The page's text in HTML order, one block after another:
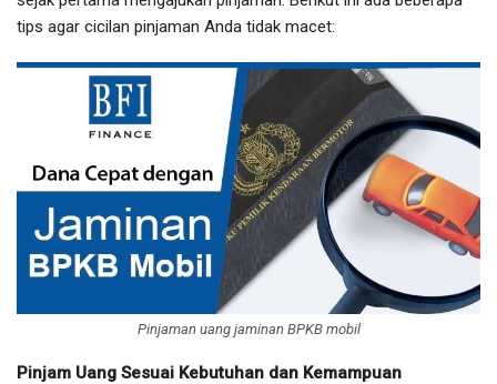
tips agar cicilan pinjaman Anda tidak macet:
Pinjaman uang jaminan BPKB mobil
Pinjam Uang Sesuai Kebutuhan dan Kemampuan